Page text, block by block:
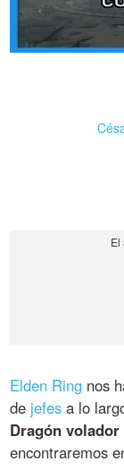
Elden Ring nos
de jefes a lo
Dragón
encontraremos